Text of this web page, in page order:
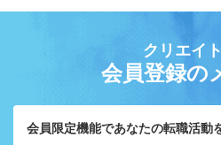
クリエイ
会員登録の
会員限定機能であなたの転職活動